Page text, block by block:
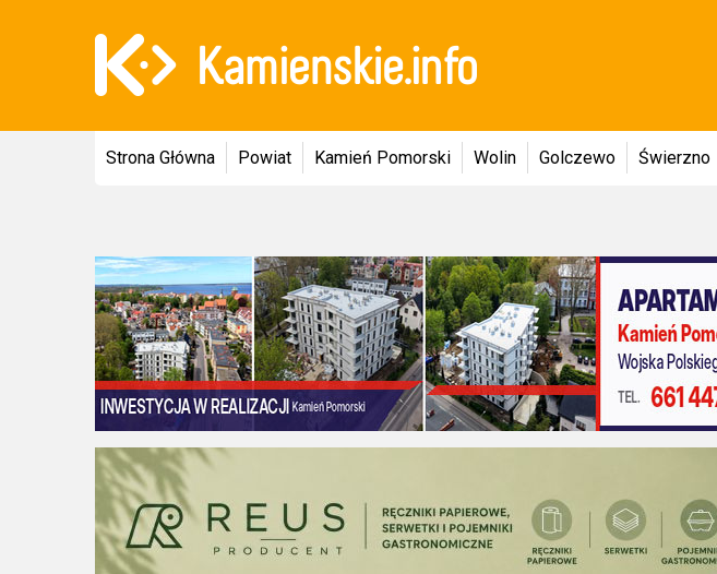
Strona Główna Powiat Kamień Pomorski Wolin Golczewo Świerzno